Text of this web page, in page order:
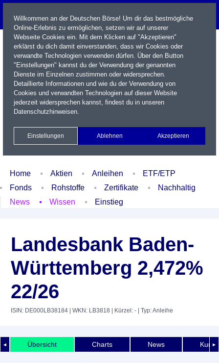
Name / WKN / ISIN / Kürzel
Xetra Realtime
Watchlist Portfolio Login
Home Aktien Anleihen
ETF/ETP
Fonds
Rohstoffe Zertifikate
Nachhaltig
News
Wissen Einstieg
Landesbank Baden-
Württemberg 2,472%
22/26
ISIN: DE000LB38184 | WKN: LB3818 | Kürzel: - | Typ: Anleihe
◄ ►
Übersicht Charts News
Willkommen an der Deutschen Börse! Um dir das bestmögliche
Online-Erlebnis zu ermöglichen, setzen wir auf unserer
Webseite Cookies ein. Mit dem Klicken auf "Akzeptieren"
erklärst du dich damit einverstanden, dass wir Cookies oder
verwandte Technologien verwenden dürfen. Über den Button
"Einstellungen" kannst du der Verwendung der genannten
Dienste im Einzelnen zustimmen oder widersprechen.
Detaillierte Informationen und wie du der Verwendung von
Cookies und verwandten Technologien auf dieser Website
jederzeit widersprechen kannst, findest du in unseren
Datenschutzhinweisen.
Einstellungen Ablehnen Akzeptieren